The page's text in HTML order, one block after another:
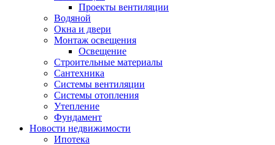
Проекты вентиляции
Водяной
Окна и двери
Монтаж освещения
Освещение
Строительные материалы
Сантехника
Системы вентиляции
Системы отопления
Утепление
Фундамент
Новости недвижимости
Ипотека